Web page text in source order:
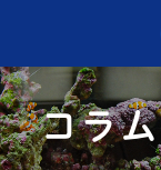
コラム